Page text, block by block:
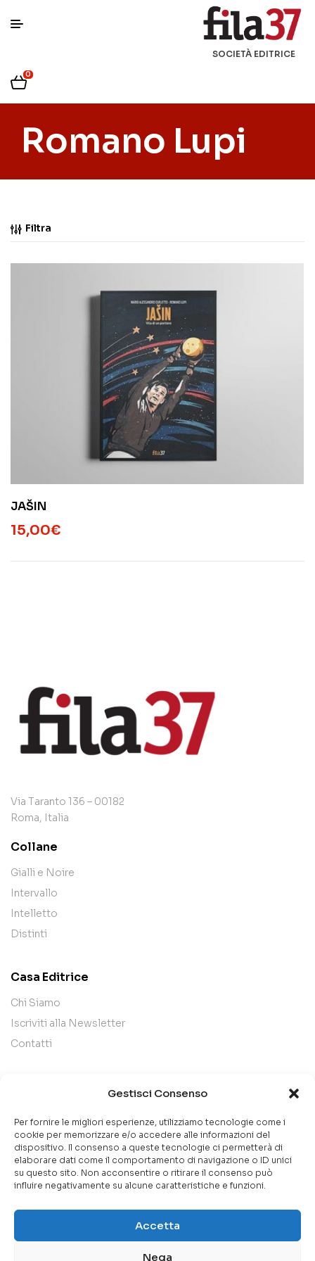
Gestisci Consenso
Per fornire le migliori esperienze, utilizziamo tecnologie come i
cookie per memorizzare e/o accedere alle informazioni del
dispositivo. Il consenso a queste tecnologie ci permetterà di
elaborare dati come il comportamento di navigazione o ID unici
su questo sito. Non acconsentire o ritirare il consenso può
influire negativamente su alcune caratteristiche e funzioni.
Accetta
Nega
SOCIETÀ EDITRICE
0
Romano Lupi
Filtra
JAŠIN
15,00€
Via Taranto 136 – 00182
Roma, Italia
Collane
Gialli e Noire
Intervallo
Intelletto
Distinti
Casa Editrice
Chi Siamo
Iscriviti alla Newsletter
Contatti
Privacy Policy
Cookie Policy
Copyright 2026 Fila37 S.r.l. C.F. /P.IVA 12580491004